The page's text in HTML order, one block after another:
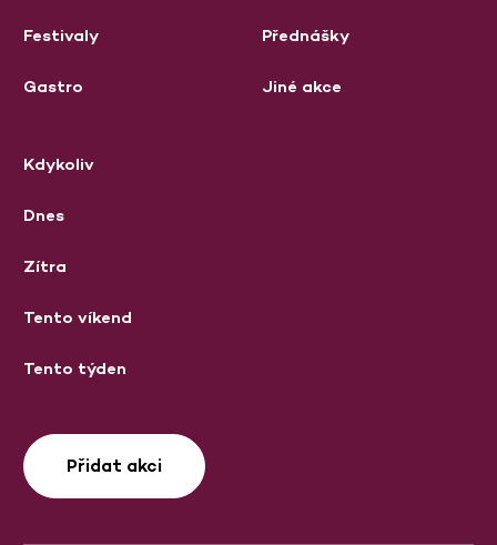
Festivaly
Gastro
Přednášky
Jiné akce
Kdykoliv
Dnes
Zítra
Tento víkend
Tento týden
Přidat akci